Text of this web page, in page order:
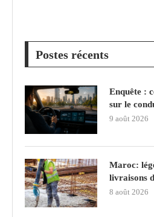
Postes récents
Enquête :
sur le
9 août 2026
Maroc:
livraisons
8 août 2026